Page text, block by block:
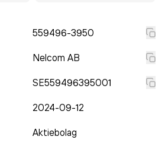
559496-3950
Nelcom AB
SE559496395001
2024-09-12
Aktiebolag